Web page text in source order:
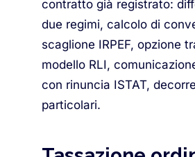
contratto già registrato:
due regimi, calcolo di
scaglione IRPEF, opzione
modello RLI,
con rinuncia ISTAT,
particolari.